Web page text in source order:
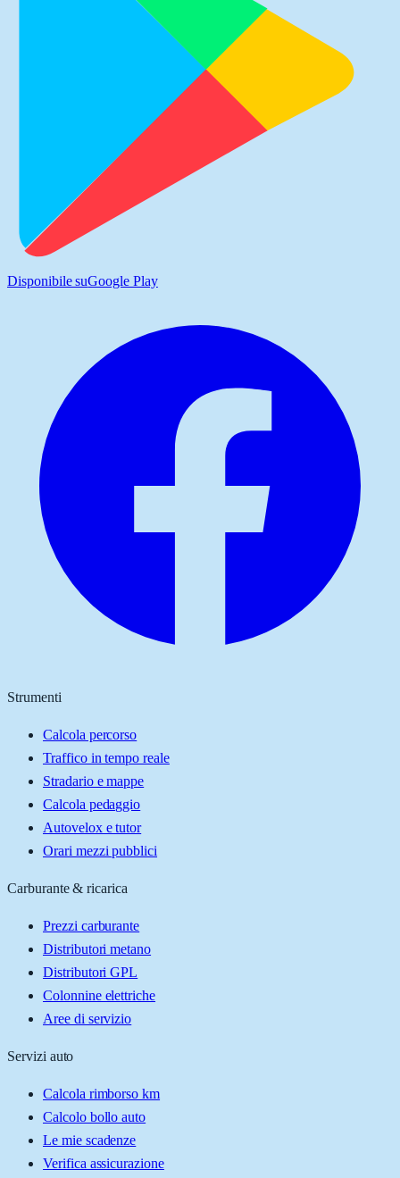
Disponibile suGoogle Play
Strumenti
Calcola percorso
Traffico in tempo reale
Stradario e mappe
Calcola pedaggio
Autovelox e tutor
Orari mezzi pubblici
Carburante & ricarica
Prezzi carburante
Distributori metano
Distributori GPL
Colonnine elettriche
Aree di servizio
Servizi auto
Calcola rimborso km
Calcolo bollo auto
Le mie scadenze
Verifica assicurazione